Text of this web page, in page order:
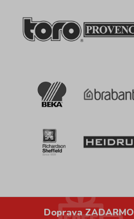
Doprava ZADARMO